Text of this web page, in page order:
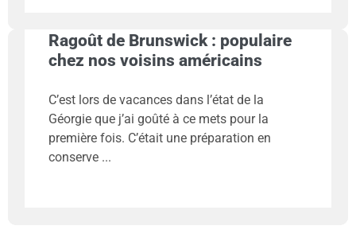
Ragoût de Brunswick : populaire
chez nos voisins américains
C’est lors de vacances dans l’état de la
Géorgie que j’ai goûté à ce mets pour la
première fois. C’était une préparation en
conserve